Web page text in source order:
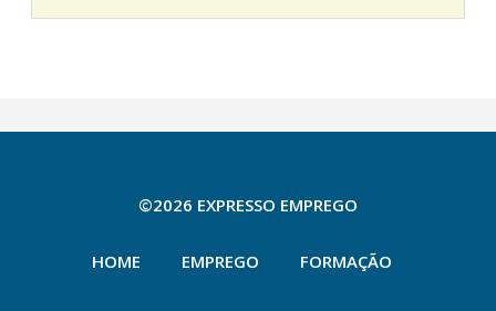
©2026 EXPRESSO EMPREGO
HOME EMPREGO FORMAÇÃO